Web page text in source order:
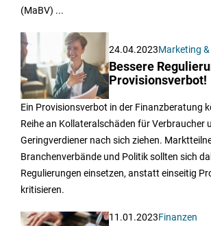
(MaBV) ...
24.04.2023Marketing
Bessere
Provisionsverbot!
Ein Provisionsverbot in der Finanzberatung
Reihe an Kollateralschäden für Verbraucher
Geringverdiener nach sich ziehen.
Branchenverbände und Politik sollten sich
Regulierungen einsetzen, anstatt einseitig
kritisieren.
11.01.2023Finanzen